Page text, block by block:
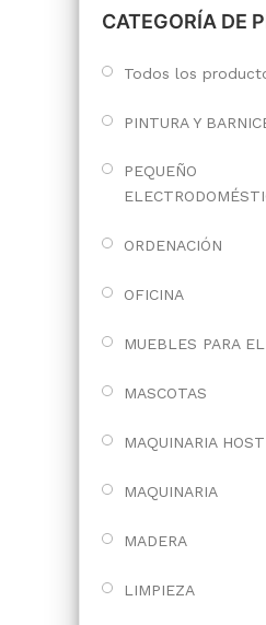
CATEGORÍA DE
Todos los
PINTURA Y
PEQUEÑO
ORDENACIÓN
OFICINA
MUEBLES PARA
MASCOTAS
MAQUINARIA
MAQUINARIA
MADERA
LIMPIEZA